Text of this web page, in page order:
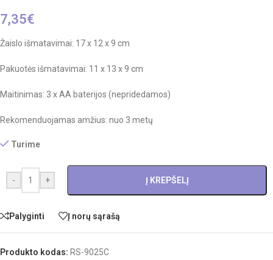
7,35€
Žaislo išmatavimai: 17 x 12 x 9 cm
Pakuotės išmatavimai: 11 x 13 x 9 cm
Maitinimas: 3 x AA baterijos (nepridedamos)
Rekomenduojamas amžius: nuo 3 metų
Turime
- + Į KREPŠELĮ
Palyginti Į norų sąrašą
Produkto kodas: RS-9025C